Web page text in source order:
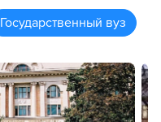
Государственный вуз